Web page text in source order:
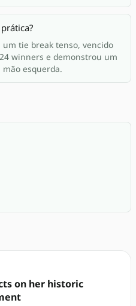
tie break tenso, vencido
winners e demonstrou um
mão esquerda.
on her historic